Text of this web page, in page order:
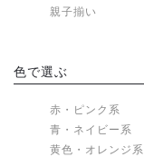
親子揃い
色で選ぶ
赤・ピンク系
青・ネイビー系
黄色・オレンジ系